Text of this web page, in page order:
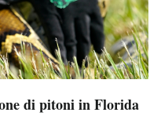
di pitoni in Florida